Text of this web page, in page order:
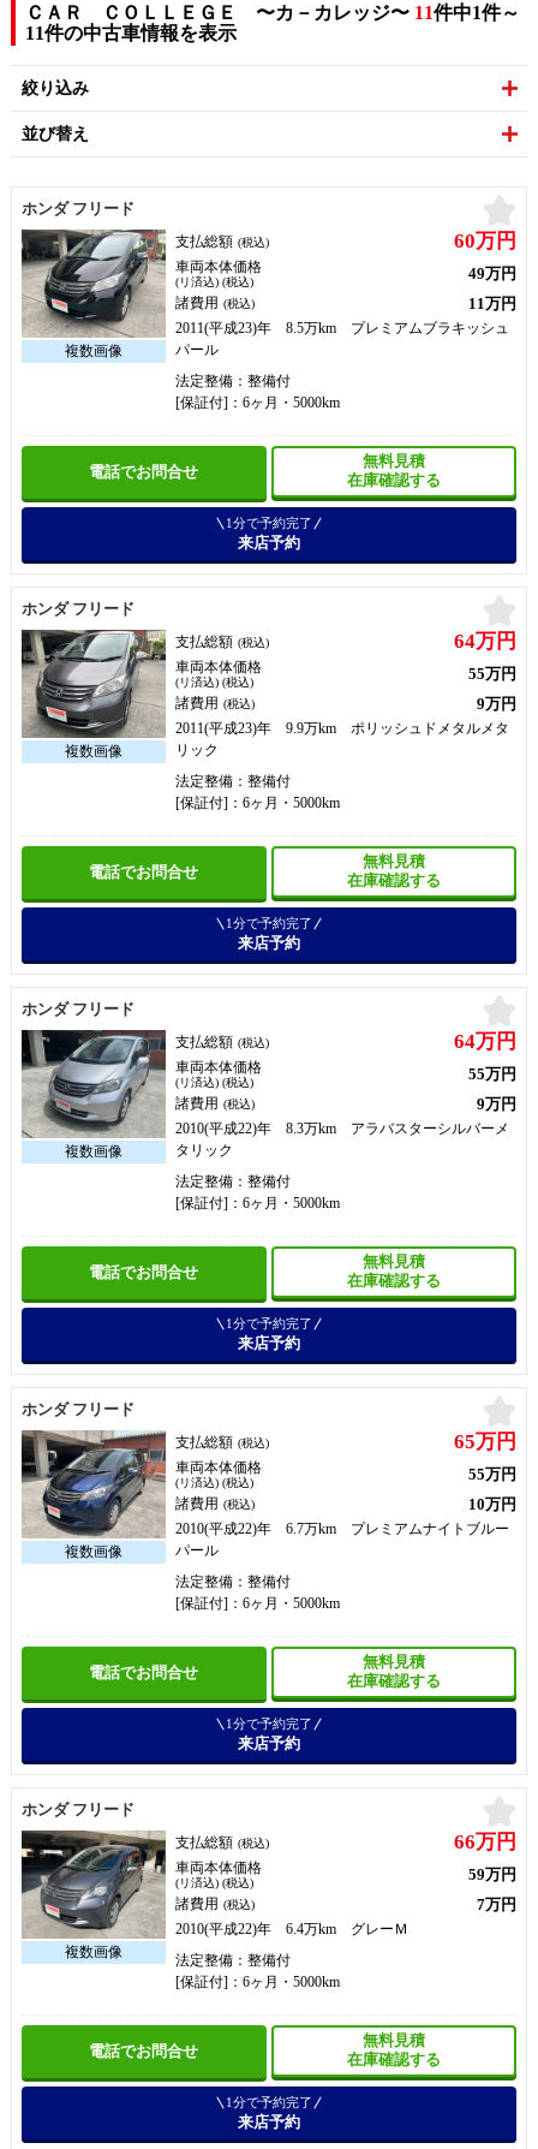
ＣＡＲ ＣＯＬＬＥＧＥ 〜カ－カレッジ〜11件中1件～
11件の中古車情報を表示
絞り込み
並び替え
ホンダ フリード
支払総額 (税込) 60万円
車両本体価格
(リ済込) (税込) 49万円
諸費用 (税込) 11万円
2011(平成23)年 8.5万km プレミアムブラキッシュ
パール
法定整備：整備付
[保証付]：6ヶ月・5000km
電話でお問合せ
無料見積
在庫確認する
1分で予約完了
来店予約
ホンダ フリード
支払総額 (税込) 64万円
車両本体価格
(リ済込) (税込) 55万円
諸費用 (税込) 9万円
2011(平成23)年 9.9万km ポリッシュドメタルメタ
リック
法定整備：整備付
[保証付]：6ヶ月・5000km
電話でお問合せ
無料見積
在庫確認する
1分で予約完了
来店予約
ホンダ フリード
支払総額 (税込) 64万円
車両本体価格
(リ済込) (税込) 55万円
諸費用 (税込) 9万円
2010(平成22)年 8.3万km アラバスターシルバーメ
タリック
法定整備：整備付
[保証付]：6ヶ月・5000km
電話でお問合せ
無料見積
在庫確認する
1分で予約完了
来店予約
ホンダ フリード
支払総額 (税込) 65万円
車両本体価格
(リ済込) (税込) 55万円
諸費用 (税込) 10万円
2010(平成22)年 6.7万km プレミアムナイトブルー
パール
法定整備：整備付
[保証付]：6ヶ月・5000km
電話でお問合せ
無料見積
在庫確認する
1分で予約完了
来店予約
ホンダ フリード
支払総額 (税込) 66万円
車両本体価格
(リ済込) (税込) 59万円
諸費用 (税込) 7万円
2010(平成22)年 6.4万km グレーＭ
法定整備：整備付
[保証付]：6ヶ月・5000km
電話でお問合せ
無料見積
在庫確認する
1分で予約完了
来店予約